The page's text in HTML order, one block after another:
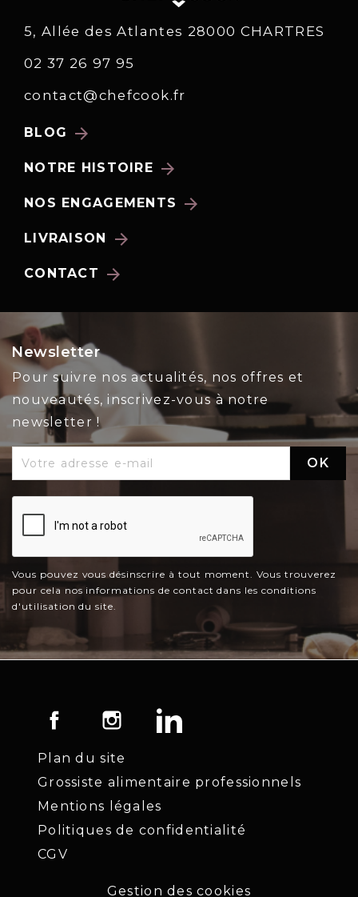
5, Allée des Atlantes 28000 CHARTRES
02 37 26 97 95
contact@chefcook.fr
BLOG arrow_forward
NOTRE HISTOIRE arrow_forward
NOS ENGAGEMENTS arrow_forward
LIVRAISON arrow_forward
CONTACT arrow_forward
Newsletter
Pour suivre nos actualités, nos offres et
nouveautés, inscrivez-vous à notre
newsletter !
Vous pouvez vous désinscrire à tout moment. Vous trouverez
pour cela nos informations de contact dans les conditions
d'utilisation du site.
Facebook Instagram
Plan du site
Grossiste alimentaire professionnels
Mentions légales
Politiques de confidentialité
CGV
Gestion des cookies